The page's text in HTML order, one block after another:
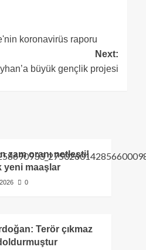
koronavirüs raporu
Next:
büyük gençlik projesi
zam oranı netleşti!
yeni maaşlar
0
Terör çıkmaz